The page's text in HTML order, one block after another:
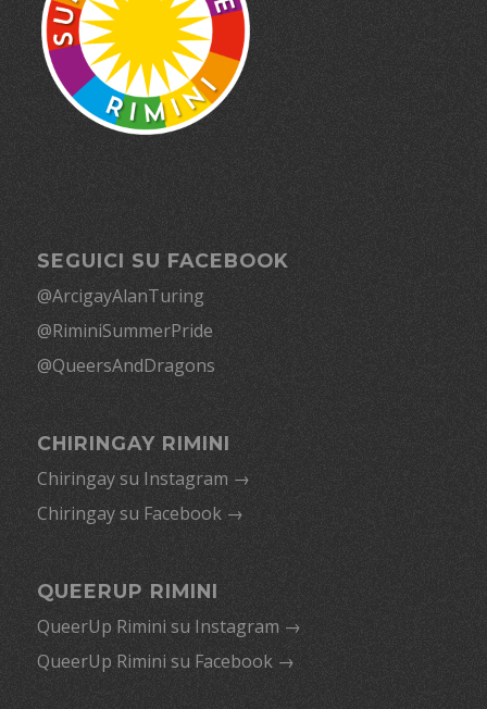
SEGUICI SU FACEBOOK
@ArcigayAlanTuring
@RiminiSummerPride
@QueersAndDragons
CHIRINGAY RIMINI
Chiringay su Instagram →
Chiringay su Facebook →
QUEERUP RIMINI
QueerUp Rimini su Instagram →
QueerUp Rimini su Facebook →